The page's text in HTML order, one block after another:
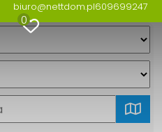
biuro@nettdom.pl609699247
0